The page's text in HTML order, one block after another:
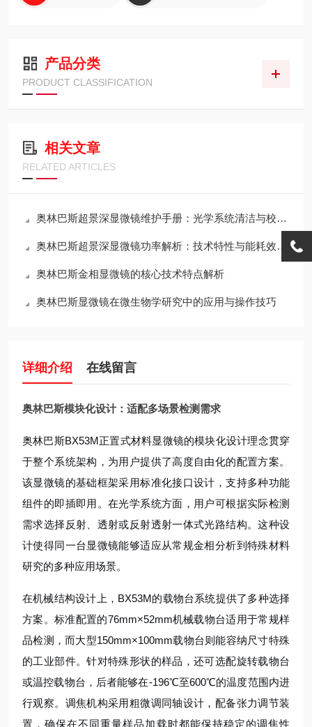
产品分类
PRODUCT CLASSIFICATION
相关文章
RELATED ARTICLES
奥林巴斯超景深显微镜维护手册：光学系统清洁与校准全流程
奥林巴斯超景深显微镜功率解析：技术特性与能耗效率的平衡
奥林巴斯金相显微镜的核心技术特点解析
奥林巴斯显微镜在微生物学研究中的应用与操作技巧
详细介绍 在线留言
奥林巴斯模块化设计：适配多场景检测需求
奥林巴斯BX53M正置式材料显微镜的模块化设计理念贯穿
于整个系统架构，为用户提供了高度自由化的配置方案。
该显微镜的基础框架采用标准化接口设计，支持多种功能
组件的即插即用。在光学系统方面，用户可根据实际检测
需求选择反射、透射或反射透射一体式光路结构。这种设
计使得同一台显微镜能够适应从常规金相分析到特殊材料
研究的多种应用场景。
在机械结构设计上，BX53M的载物台系统提供了多种选择
方案。标准配置的76mm×52mm机械载物台适用于常规样
品检测，而大型150mm×100mm载物台则能容纳尺寸特殊
的工业部件。针对特殊形状的样品，还可选配旋转载物台
或温控载物台，后者能够在-196℃至600℃的温度范围内进
行观察。调焦机构采用粗微调同轴设计，配备张力调节装
置，确保在不同重量样品加载时都能保持稳定的调焦性